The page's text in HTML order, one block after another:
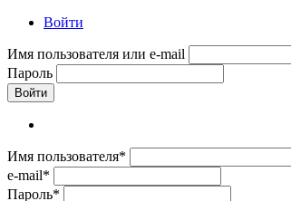
Войти
Имя пользователя или e-mail
Пароль
Войти
Имя пользователя*
e-mail*
Пароль*